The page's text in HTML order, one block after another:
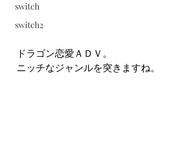
switch
switch2
ドラゴン恋愛ＡＤＶ。
ニッチなジャンルを突きますね。